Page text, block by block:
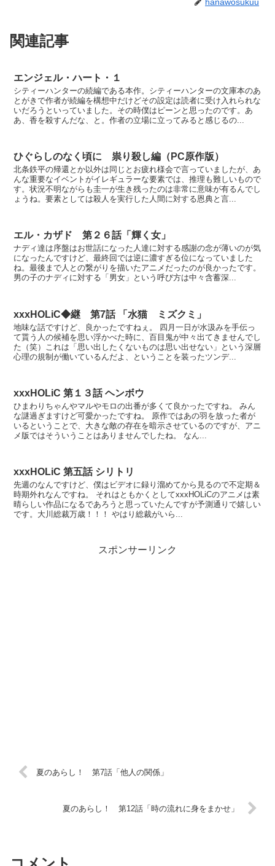
関連記事
エンジェル・ハート・１
シティーハンターの続編である本作。シティーハンターの文庫本のあ
とがきで作者が続編を構想中だけどその設定は読者に受け入れられな
いだろうといっていました。その時僕はピーンと思ったのです。あ
あ、香を殺すんだな、と。作者の立場に立ってみると感じるの...
ひぐらしのなく頃に 祟り殺し編（PC原作版）
北条鉄平の帰還とか以外は同じとお疲れ様会で言っていましたが、あ
んな重要なイベントがイレギュラーな要素では、推理も難しいもので
す。状況不明ながらも圭一が生き残ったのは非常に意味が有るんでし
ょうね。要素としては殺人を実行した人間に対する恩典と言...
エル・カザド 第２６話「輝く女」
ナディ達は序盤はお世話になった人達に対する感謝の念が薄いのが気
になったんですけど、最終回では逆に濃すぎる位になっていました
ね。最後まで人との繋がりを描いたアニメだったのが良かったです。
男の子のナディに対する「男女」という呼び方は中々含蓄深...
xxxHOLiC◆継 第7話 「水猫 ミズクミ」
地味な話ですけど、良かったですねぇ。 四月一日が水汲みを手伝っ
て貰う人の候補を思い浮かべた時に、百目鬼が中々出てきませんでし
た（笑）これは「思い出したくないものは思い出せない」という深層
心理の規制が働いているんだよ、ということを装ったツンデ...
xxxHOLiC 第１３話 ヘンボウ
ひまわりちゃんやマルやモロの出番が多くて良かったですね。 みん
な謎過ぎますけど可愛かったですね。 原作ではあの羽を放った者が
いるということで、大きな敵の存在を暗示させているのですが、アニ
メ版ではそういうことはありませんでしたね。 なん...
xxxHOLiC 第五話 シリトリ
先週のなんですけど、僕はビデオに録り溜めてから見るので不定期＆
時期外れなんですね。 それはともかくとしてxxxHOLiCのアニメは素
晴らしい作品になるであろうと思っていたんですが予測通りで嬉しい
です。大川総裁万歳！！！ やはり総裁がいら...
スポンサーリンク
夏のあらし！ 第7話「他人の関係」
夏のあらし！ 第12話「時の流れに身をまかせ」